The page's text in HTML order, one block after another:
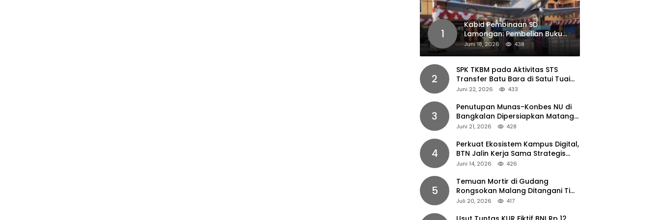
1
Kabid Pembinaan SD
Lamongan: Pembelian Buku
Pendamping Tidak Boleh
Dipaksakan
Juni 18, 2026 438
2
SPK TKBM pada Aktivitas STS
Transfer Batu Bara di Satui Tuai
Sorotan
Juni 22, 2026 433
3
Penutupan Munas-Konbes NU di
Bangkalan Dipersiapkan Matang,
Gus Ipul Turun Tangan
Juni 21, 2026 428
4
Perkuat Ekosistem Kampus Digital,
BTN Jalin Kerja Sama Strategis
dengan UNAIR
Juni 14, 2026 426
5
Temuan Mortir di Gudang
Rongsokan Malang Ditangani Tim
Gegana Polda Jatim
Juli 20, 2026 417